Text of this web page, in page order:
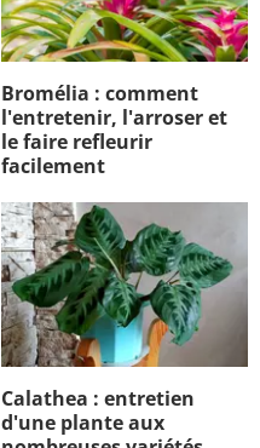
Bromélia : comment
l'entretenir, l'arroser et
le faire refleurir
facilement
Calathea : entretien
d'une plante aux